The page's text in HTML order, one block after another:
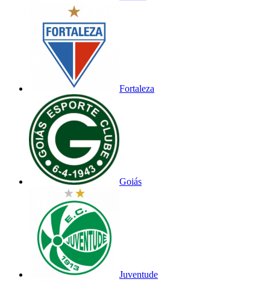
Fortaleza
Goiás
Juventude